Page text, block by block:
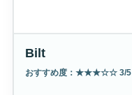
Bilt
おすすめ度：★★★☆☆ 3/5